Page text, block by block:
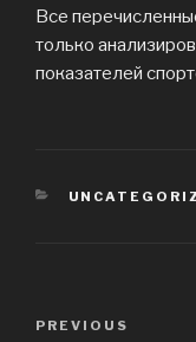
Все
только
показателей
CATEGORIES
Post
Previous
PREVIOUS